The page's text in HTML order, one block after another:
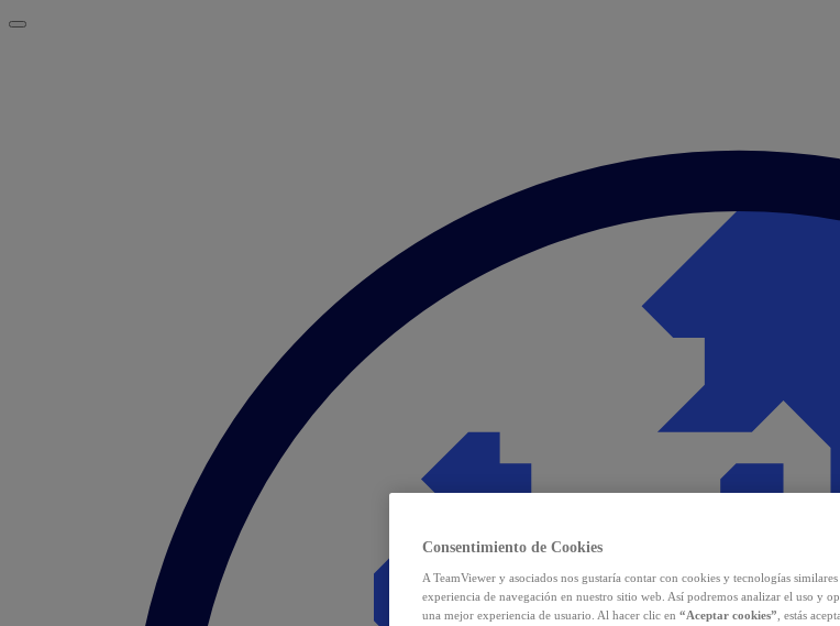
Consentimiento de Cookies
A TeamViewer y asociados nos gustaría contar con cookies y tecnologías similares
experiencia de navegación en nuestro sitio web. Así podremos analizar el uso y
una mejor experiencia de usuario. Al hacer clic en “Aceptar cookies” , estás